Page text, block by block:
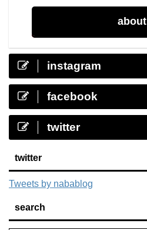
about
instagram
facebook
twitter
twitter
Tweets by nabablog
search